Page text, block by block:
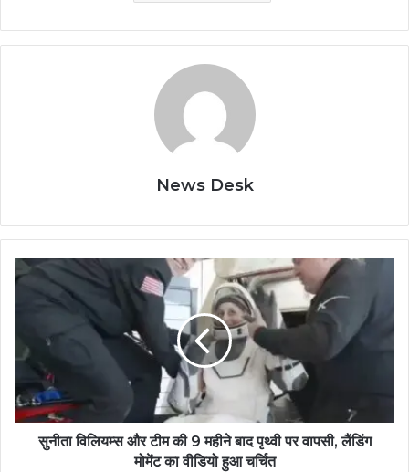
News Desk
सुनीता विलियम्स और टीम की 9 महीने बाद पृथ्वी पर वापसी, लैंडिंग
मोमेंट का वीडियो हुआ चर्चित